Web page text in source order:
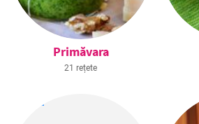
Primăvara
21 rețete